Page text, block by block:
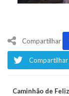
Compartilhar
Caminhão de